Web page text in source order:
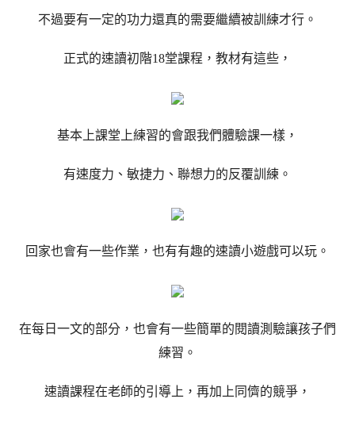
不過要有一定的功力還真的需要繼續被訓練才行。
正式的速讀初階18堂課程，教材有這些，
基本上課堂上練習的會跟我們體驗課一樣，
有速度力、敏捷力、聯想力的反覆訓練。
回家也會有一些作業，也有有趣的速讀小遊戲可以玩。
在每日一文的部分，也會有一些簡單的閱讀測驗讓孩子們
練習。
速讀課程在老師的引導上，再加上同儕的競爭，